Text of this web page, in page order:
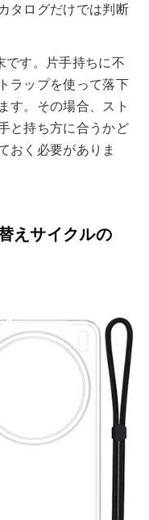
タログだけでは判断
す。片手持ちに不
ラップを使って落下
す。その場合、スト
と持ち方に合うかど
おく必要がありま
えサイクルの